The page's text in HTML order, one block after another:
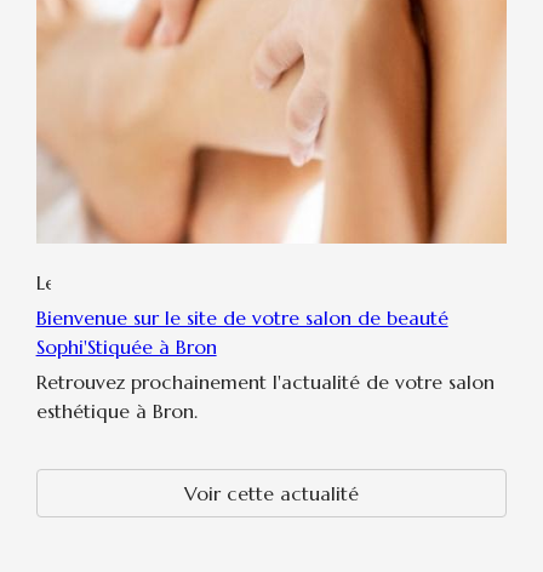
Le
09
novembre
2022
Bienvenue sur le site de votre salon de beauté
Sophi'Stiquée à Bron
Retrouvez prochainement l'actualité de votre salon
esthétique à Bron.
Voir cette actualité